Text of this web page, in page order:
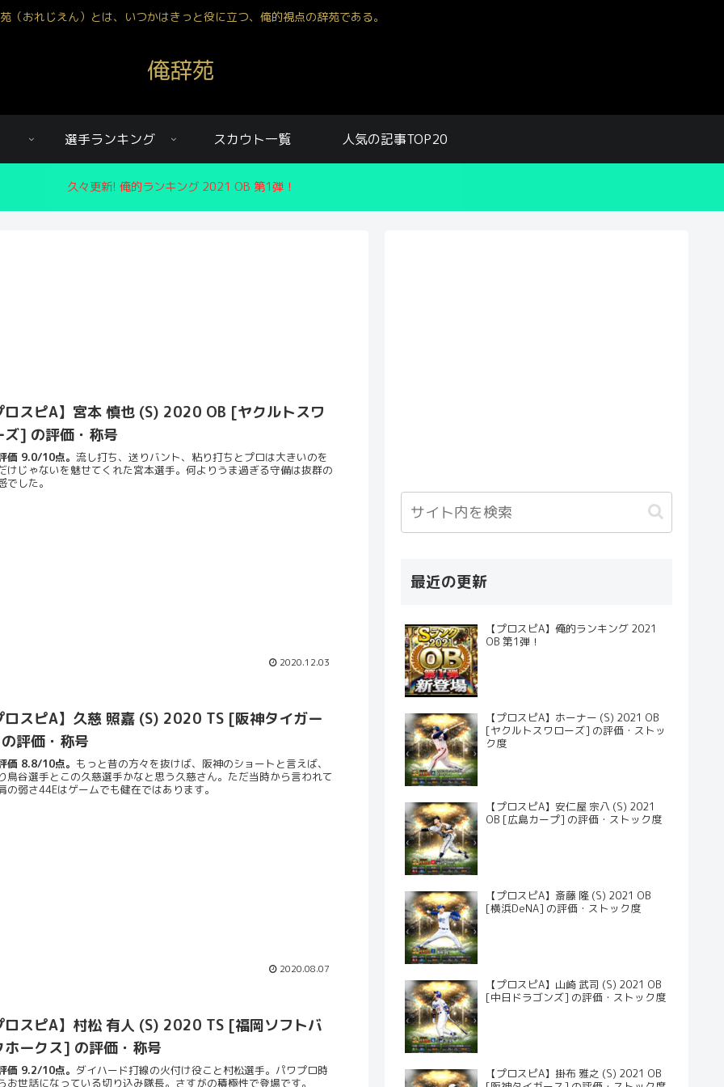
（おれじえん）とは、いつかはきっと役に立つ、俺的視点の辞苑である。
俺辞苑
選手ランキング スカウト一覧 人気の記事TOP20
久々更新! 俺的ランキング 2021 OB 第1弾！
ロスピA】宮本 慎也 (S) 2020 OB [ヤクルトスワ
ズ] の評価・称号
価 9.0/10点。流し打ち、送りバント、粘り打ちとプロは大きいのを
けじゃないを魅せてくれた宮本選手。何よりうま過ぎる守備は抜群の
でした。
2020.12.03
ロスピA】久慈 照嘉 (S) 2020 TS [阪神タイガー
評価・称号
価 8.8/10点。 もっと昔の方々を抜けば、阪神のショートと言えば、
鳥谷選手とこの久慈選手かなと思う久慈さん。ただ当時から言われて
の弱さ44Eはゲームでも健在ではあります。
2020.08.07
ロスピA】村松 有人 (S) 2020 TS [福岡ソフトバ
ホークス] の評価・称号
価 9.2/10点。 ダイハード打線の火付け役こと村松選手。パワプロ時
お世話になっている切り込み隊長。さすがの積極性で登場です。
最近の更新
【プロスピA】俺的ランキング 2021
OB 第1弾！
【プロスピA】ホーナー (S) 2021 OB
[ヤクルトスワローズ] の評価・ストッ
ク度
【プロスピA】安仁屋 宗八 (S) 2021
OB [広島カープ] の評価・ストック度
【プロスピA】斎藤 隆 (S) 2021 OB
[横浜DeNA] の評価・ストック度
【プロスピA】山崎 武司 (S) 2021 OB
[中日ドラゴンズ] の評価・ストック度
【プロスピA】掛布 雅之 (S) 2021 OB